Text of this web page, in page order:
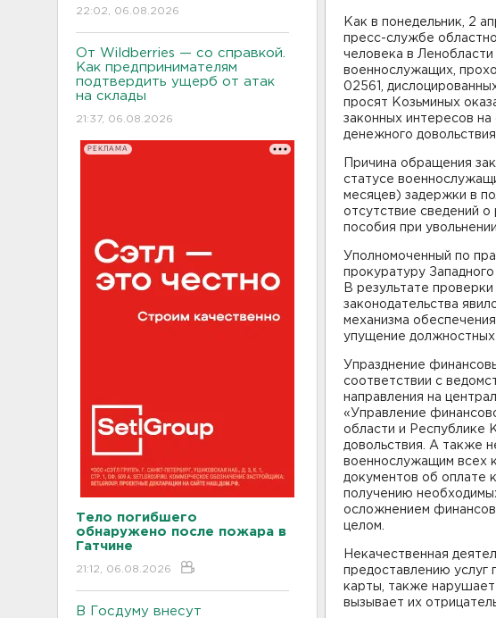
22:02, 06.08.2026
От Wildberries — со справкой.
Как предпринимателям
подтвердить ущерб от атак
на склады
21:37, 06.08.2026
РЕКЛАМА
Тело погибшего
обнаружено после пожара в
Гатчине
21:12, 06.08.2026
В Госдуму внесут
Как в понедельник, 2
пресс-службе
человека в
военнослужащих,
02561,
просят Козьминых
законных интересов
денежного довольствия.
Причина обращения
статусе
месяцев) задержки в
отсутствие сведений о
пособия при
Уполномоченный по
прокуратуру
В результате
законодательства
механизма
упущение должностных
Упразднение
соответствии с
направления на
«Управление
области и Республике
довольствия. А также
военнослужащим всех
документов об оплате
получению
осложнением
целом.
Некачественная
предоставлению услуг
карты, также
вызывает их